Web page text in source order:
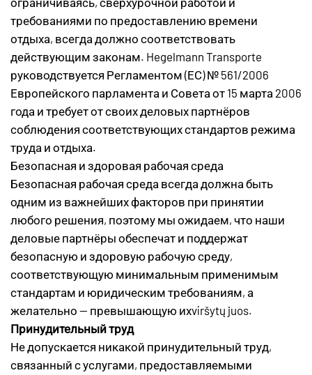
требованиями по предоставлению времени
отдыха, всегда должно соответствовать
действующим законам. Hegelmann Transporte
руководствуется Регламентом (ЕС) № 561/2006
Европейского парламента и Совета от 15 марта 2006
года и требует от своих деловых партнёров
соблюдения соответствующих стандартов режима
труда и отдыха.
Безопасная и здоровая рабочая среда
Безопасная рабочая среда всегда должна быть
одним из важнейших факторов при принятии
любого решения, поэтому мы ожидаем, что наши
деловые партнёры обеспечат и поддержат
безопасную и здоровую рабочую среду,
соответствующую минимальным применимым
стандартам и юридическим требованиям, а
желательно — превышающую ихviršytų juos.
Принудительный труд
Не допускается никакой принудительный труд,
связанный с услугами, предоставляемыми